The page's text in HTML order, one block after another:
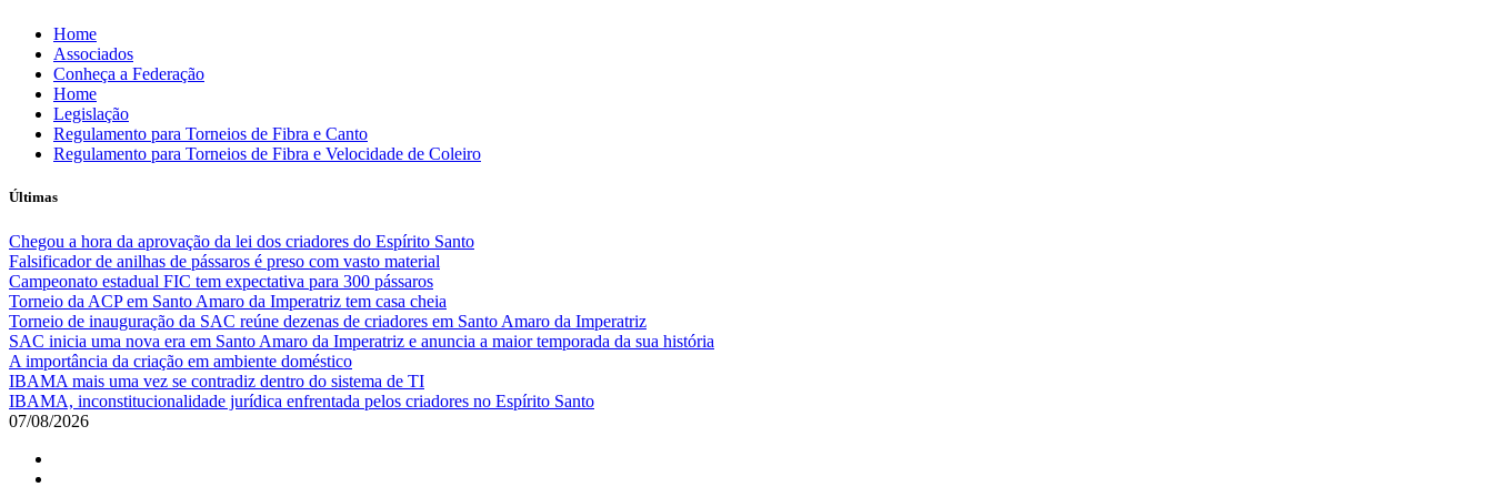
Skip
content
Home
Associados
Conheça a Federação
Home
Legislação
Regulamento para Torneios de Fibra e Canto
Regulamento para Torneios de Fibra e Velocidade de Coleiro
Últimas
Chegou a hora da aprovação da lei dos criadores do Espírito Santo
Falsificador de anilhas de pássaros é preso com vasto material
Campeonato estadual FIC tem expectativa para 300 pássaros
Torneio da ACP em Santo Amaro da Imperatriz tem casa cheia
Torneio de inauguração da SAC reúne dezenas de criadores em Santo Amaro da Imperatriz
SAC inicia uma nova era em Santo Amaro da Imperatriz e anuncia a maior temporada da sua história
A importância da criação em ambiente doméstico
IBAMA mais uma vez se contradiz dentro do sistema de TI
IBAMA, inconstitucionalidade jurídica enfrentada pelos criadores no Espírito Santo
07/08/2026